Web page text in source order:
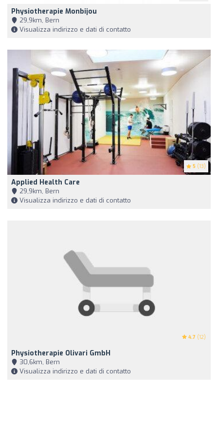
Physiotherapie Monbijou
29,9km, Bern
Visualizza indirizzo e dati di contatto
5 (13)
Applied Health Care
29,9km, Bern
Visualizza indirizzo e dati di contatto
4.7 (12)
Physiotherapie Olivari GmbH
30,6km, Bern
Visualizza indirizzo e dati di contatto